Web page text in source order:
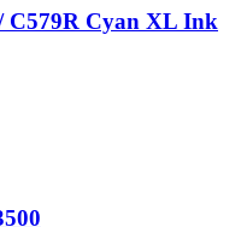
C579R Cyan XL Ink